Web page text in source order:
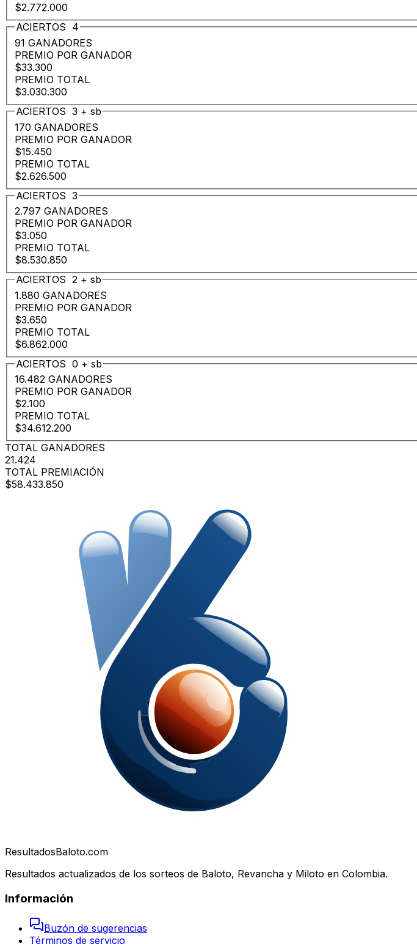
$2.772.000
ACIERTOS 4
91 GANADORES
PREMIO POR GANADOR
$33.300
PREMIO TOTAL
$3.030.300
ACIERTOS 3 + sb
170 GANADORES
PREMIO POR GANADOR
$15.450
PREMIO TOTAL
$2.626.500
ACIERTOS 3
2.797 GANADORES
PREMIO POR GANADOR
$3.050
PREMIO TOTAL
$8.530.850
ACIERTOS 2 + sb
1.880 GANADORES
PREMIO POR GANADOR
$3.650
PREMIO TOTAL
$6.862.000
ACIERTOS 0 + sb
16.482 GANADORES
PREMIO POR GANADOR
$2.100
PREMIO TOTAL
$34.612.200
TOTAL GANADORES
21.424
TOTAL PREMIACIÓN
$58.433.850
ResultadosBaloto.com
Resultados actualizados de los sorteos de Baloto, Revancha y Miloto en Colombia.
Información
Buzón de sugerencias
Términos de servicio